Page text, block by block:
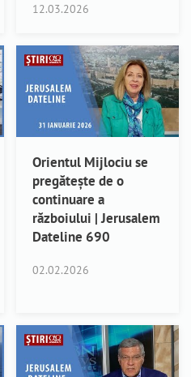
12.03.2026
Orientul Mijlociu se
pregătește de o
continuare a
războiului | Jerusalem
Dateline 690
02.02.2026